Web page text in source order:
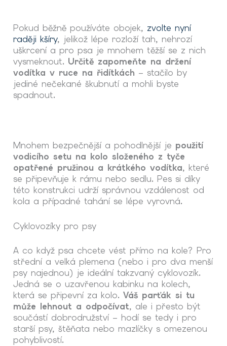
Pokud běžně používáte obojek, zvolte nyní
raději kšíry, jelikož lépe rozloží tah, nehrozí
uškrcení a pro psa je mnohem těžší se z nich
vysmeknout. Určitě zapomeňte na držení
vodítka v ruce na řidítkách – stačilo by
jediné nečekané škubnutí a mohli byste
spadnout.
Mnohem bezpečnější a pohodlnější je použití
vodicího setu na kolo složeného z tyče
opatřené pružinou a krátkého vodítka, které
se připevňuje k rámu nebo sedlu. Pes si díky
této konstrukci udrží správnou vzdálenost od
kola a případné tahání se lépe vyrovná.
Cyklovozíky pro psy
A co když psa chcete vést přímo na kole? Pro
střední a velká plemena (nebo i pro dva menší
psy najednou) je ideální takzvaný cyklovozík.
Jedná se o uzavřenou kabinku na kolech,
která se připevní za kolo.Váš parťák si tu
může lehnout a odpočívat, ale i přesto být
součástí dobrodružství – hodí se tedy i pro
starší psy, štěňata nebo mazlíčky s omezenou
pohyblivostí.